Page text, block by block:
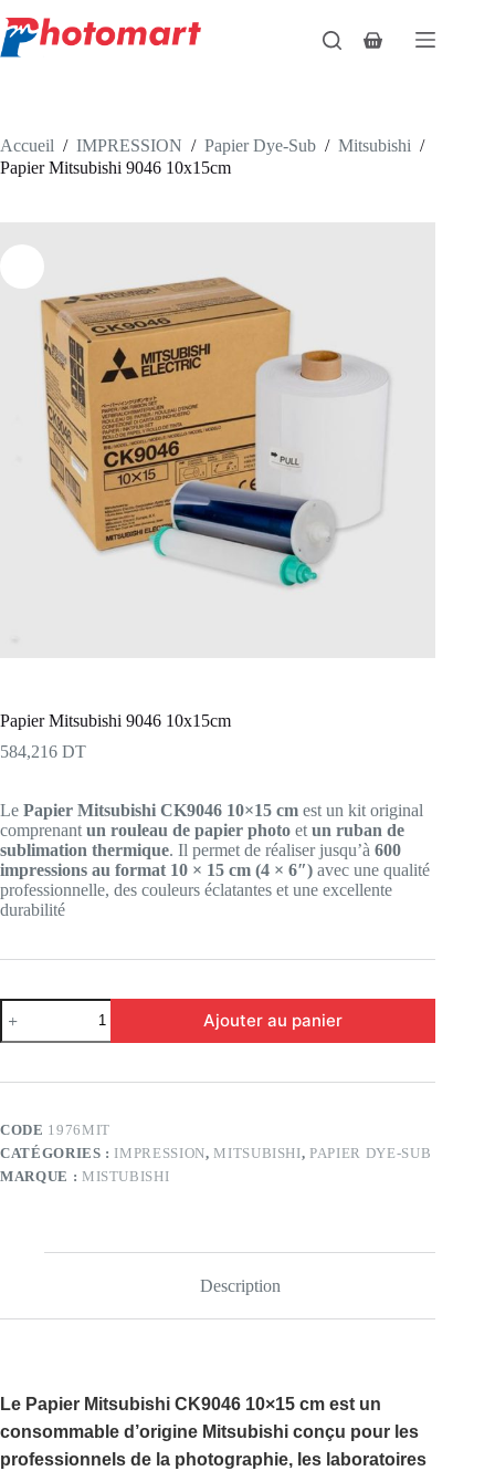
au
contenu
Panier
Accueil / IMPRESSION / Papier Dye-Sub / Mitsubishi /
Papier Mitsubishi 9046 10x15cm
Papier Mitsubishi 9046 10x15cm
584,216 DT
Le Papier Mitsubishi CK9046 10×15 cm est un kit original
comprenant un rouleau de papier photo et un ruban de
sublimation thermique. Il permet de réaliser jusqu’à 600
impressions au format 10 × 15 cm (4 × 6″) avec une qualité
professionnelle, des couleurs éclatantes et une excellente
durabilité
quantité
de
Papier
9046
Ajouter au panier
CODE 1976MIT
CATÉGORIES : IMPRESSION,MITSUBISHI,PAPIER DYE-SUB
MARQUE : MISTUBISHI
Description
Le Papier Mitsubishi CK9046 10×15 cm est un
consommable d’origine Mitsubishi conçu pour les
professionnels de la photographie, les laboratoires